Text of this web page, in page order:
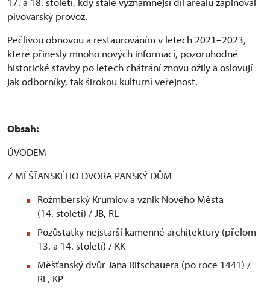
pivovarský provoz.
Pečlivou obnovou a restaurováním v letech 2021–2023,
které přinesly mnoho nových informací, pozoruhodné
historické stavby po letech chátrání znovu ožily a oslovují
jak odborníky, tak širokou kulturní veřejnost.
Obsah:
ÚVODEM
Z MĚŠŤANSKÉHO DVORA PANSKÝ DŮM
Rožmberský Krumlov a vznik Nového Města
(14. století) / JB, RL
Pozůstatky nejstarší kamenné architektury (přelom
13. a 14. století) / KK
Měšťanský dvůr Jana Ritschauera (po roce 1441) /
RL, KP